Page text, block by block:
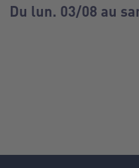
Du lun. 03/08 au